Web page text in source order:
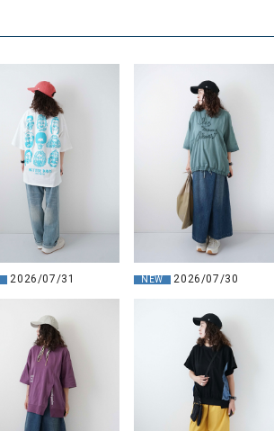
2026/07/31 NEW 2026/07/30